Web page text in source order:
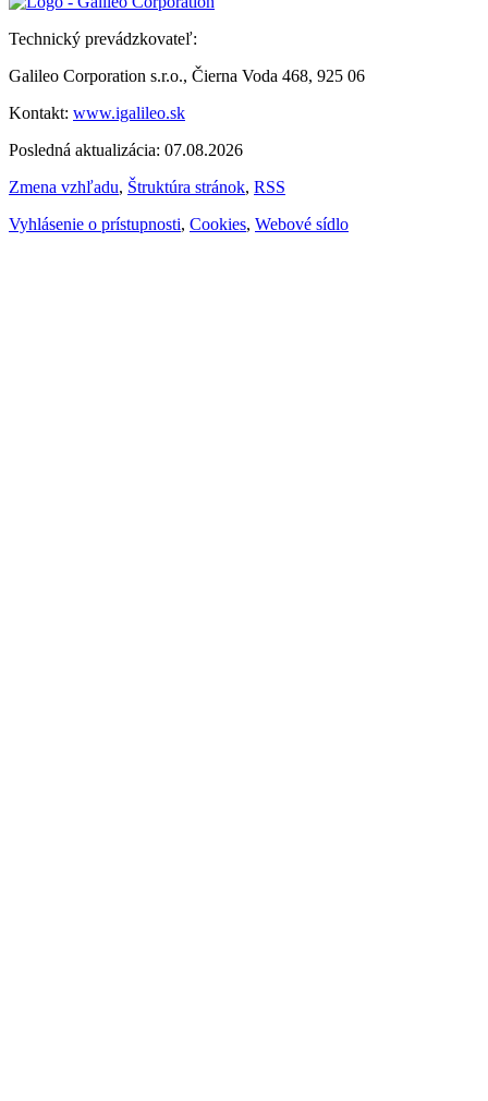
Technický prevádzkovateľ:
Galileo Corporation s.r.o., Čierna Voda 468, 925 06
Kontakt: www.igalileo.sk
Posledná aktualizácia: 07.08.2026
Zmena vzhľadu, Štruktúra stránok, RSS
Vyhlásenie o prístupnosti, Cookies, Webové sídlo